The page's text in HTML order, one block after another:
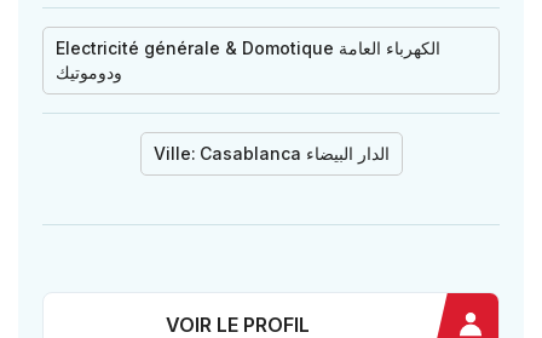
Electricité générale & Domotique الكهرباء العامة
ودوموتيك
Ville: Casablanca الدار البيضاء
VOIR LE PROFIL